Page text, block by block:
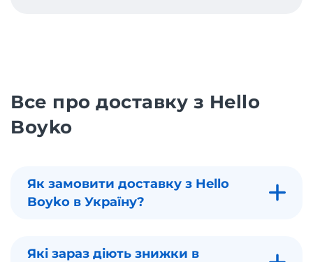
Все про доставку з Hello
Boyko
Як замовити доставку з Hello
Boyko в Україну?
Які зараз діють знижки в